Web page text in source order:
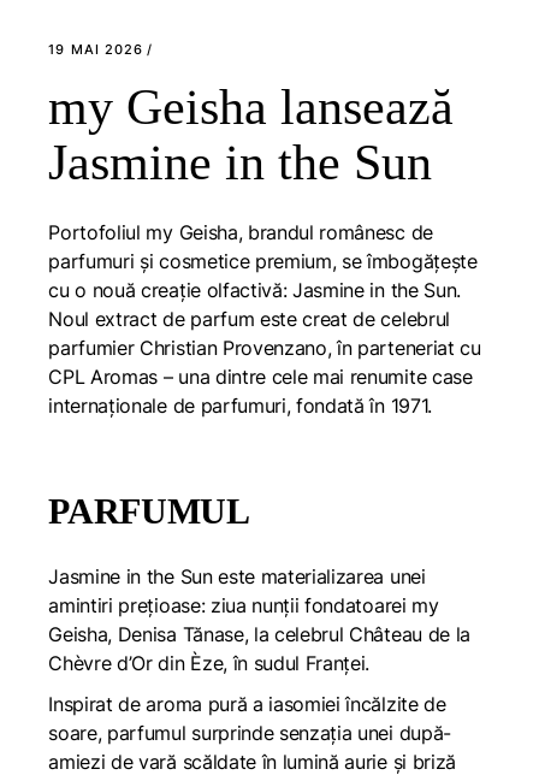
19 MAI 2026
my Geisha lansează
Jasmine in the Sun
Portofoliul my Geisha, brandul românesc de
parfumuri și cosmetice premium, se îmbogățește
cu o nouă creație olfactivă: Jasmine in the Sun.
Noul extract de parfum este creat de celebrul
parfumier Christian Provenzano, în parteneriat cu
CPL Aromas – una dintre cele mai renumite case
internaționale de parfumuri, fondată în 1971.
PARFUMUL
Jasmine in the Sun este materializarea unei
amintiri prețioase: ziua nunții fondatoarei my
Geisha, Denisa Tănase, la celebrul Château de la
Chèvre d’Or din Èze, în sudul Franței.
Inspirat de aroma pură a iasomiei încălzite de
soare, parfumul surprinde senzația unei după-
amiezi de vară scăldate în lumină aurie și briză